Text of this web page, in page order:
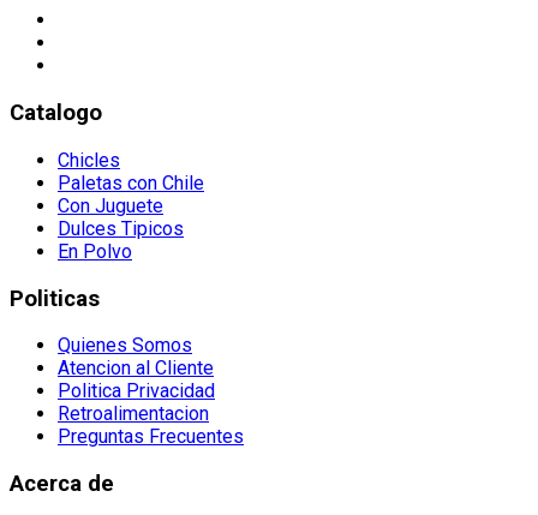
Catalogo
Chicles
Paletas con Chile
Con Juguete
Dulces Tipicos
En Polvo
Politicas
Quienes Somos
Atencion al Cliente
Politica Privacidad
Retroalimentacion
Preguntas Frecuentes
Acerca de